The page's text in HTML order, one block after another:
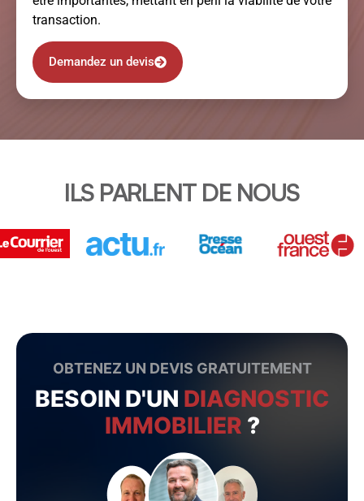
transaction.
Demandez un devis
ILS PARLENT DE NOUS
OBTENEZ UN DEVIS GRATUITEMENT
BESOIN D'UN DIAGNOSTIC
IMMOBILIER ?